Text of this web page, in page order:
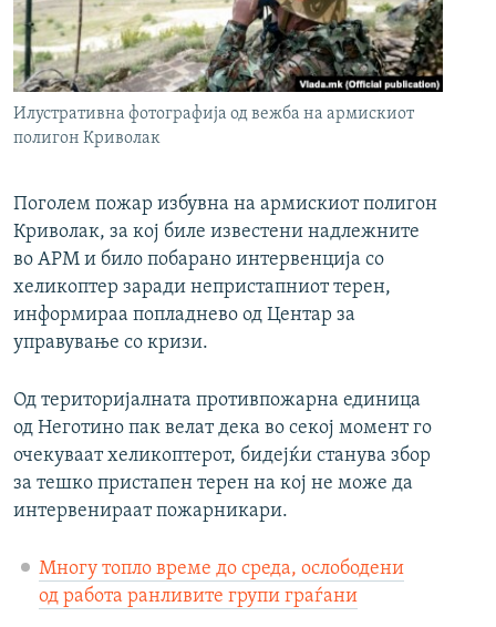
РСЕ веб страници
Илустративна фотографија од вежба на армискиот
полигон Криволак
Поголем пожар избувна на армискиот полигон
Криволак, за кој биле известени надлежните
во АРМ и било побарано интервенција со
хеликоптер заради непристапниот терен,
информираа попладнево од Центар за
управување со кризи.
Од територијалната противпожарна единица
од Неготино пак велат дека во секој момент го
очекуваат хеликоптерот, бидејќи станува збор
за тешко пристапен терен на кој не може да
интервенираат пожарникари.
Многу топло време до среда, ослободени
од работа ранливите групи граѓани